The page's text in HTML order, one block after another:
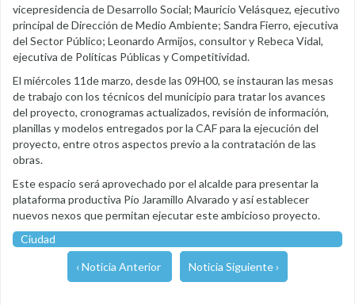
vicepresidencia de Desarrollo Social; Mauricio Velásquez, ejecutivo
principal de Dirección de Medio Ambiente; Sandra Fierro, ejecutiva
del Sector Público; Leonardo Armijos, consultor y Rebeca Vidal,
ejecutiva de Políticas Públicas y Competitividad.
El miércoles 11de marzo, desde las 09H00, se instauran las mesas
de trabajo con los técnicos del municipio para tratar los avances
del proyecto, cronogramas actualizados, revisión de información,
planillas y modelos entregados por la CAF para la ejecución del
proyecto, entre otros aspectos previo a la contratación de las
obras.
Este espacio será aprovechado por el alcalde para presentar la
plataforma productiva Pío Jaramillo Alvarado y así establecer
nuevos nexos que permitan ejecutar este ambicioso proyecto.
Ciudad
‹ Noticia Anterior Noticia Siguiente ›